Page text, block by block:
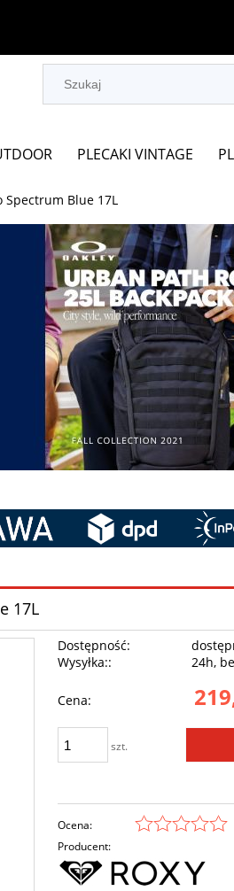
PLECAKI VINTAGE
Spectrum Blue 17L
17L
Dostępność:
Wysyłka::
24h,
Cena:
szt.
Ocena:
Producent: